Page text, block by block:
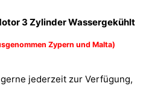
3 Zylinder Wassergekühlt
Zypern und Malta)
jederzeit zur Verfügung,